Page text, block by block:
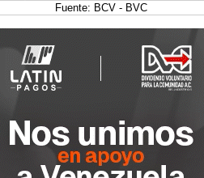
Fuente: BCV - BVC